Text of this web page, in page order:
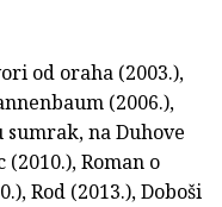
od oraha (2003.),
(2006.),
sumrak, na Duhove
(2010.), Roman o
Rod (2013.), Doboši